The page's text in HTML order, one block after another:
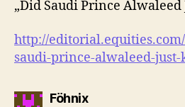
„Did Saudi Prince
http://
saudi-prince-alwaleed-
Föhnixsagt: